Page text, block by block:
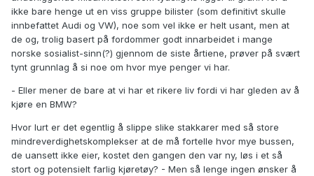
ikke bare henge ut en viss gruppe bilister (som definitivt skulle
innbefattet Audi og VW), noe som vel ikke er helt usant, men at
de og, trolig basert på fordommer godt innarbeidet i mange
norske sosialist-sinn(?) gjennom de siste årtiene, prøver på svært
tynt grunnlag å si noe om hvor mye penger vi har.
- Eller mener de bare at vi har et rikere liv fordi vi har gleden av å
kjøre en BMW?
Hvor lurt er det egentlig å slippe slike stakkarer med så store
mindreverdighetskomplekser at de må fortelle hvor mye bussen,
de uansett ikke eier, kostet den gangen den var ny, løs i et så
stort og potensielt farlig kjøretøy? - Men så lenge ingen ønsker å